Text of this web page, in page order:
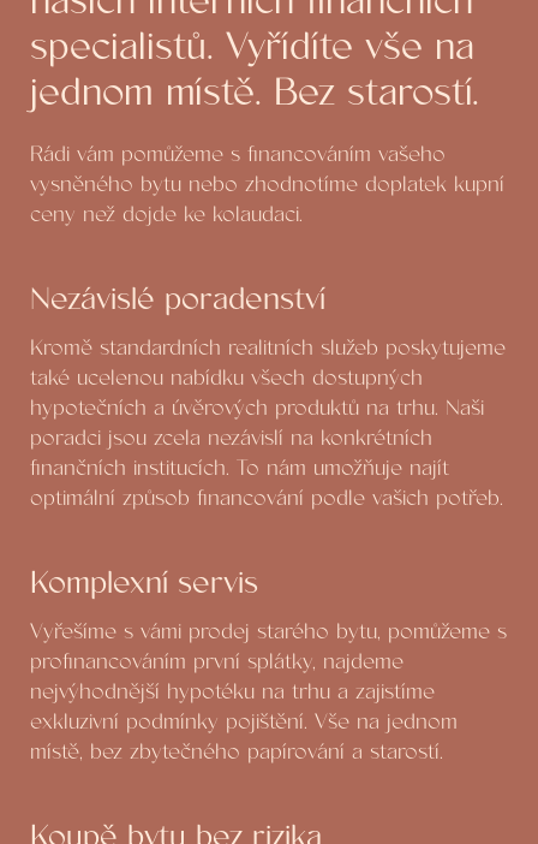
specialistů. Vyřídíte vše na
jednom místě. Bez starostí.
Rádi vám pomůžeme s financováním vašeho
vysněného bytu nebo zhodnotíme doplatek kupní
ceny než dojde ke kolaudaci.
Nezávislé poradenství
Kromě standardních realitních služeb poskytujeme
také ucelenou nabídku všech dostupných
hypotečních a úvěrových produktů na trhu. Naši
poradci jsou zcela nezávislí na konkrétních
finančních institucích. To nám umožňuje najít
optimální způsob financování podle vašich potřeb.
Komplexní servis
Vyřešíme s vámi prodej starého bytu, pomůžeme s
profinancováním první splátky, najdeme
nejvýhodnější hypotéku na trhu a zajistíme
exkluzivní podmínky pojištění. Vše na jednom
místě, bez zbytečného papírování a starostí.
Koupě bytu bez rizika